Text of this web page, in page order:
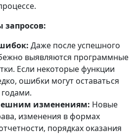
Даже после успешного
выявляются программные
Если некоторые функции
ошибки могут оставаться
изменениям: Новые
изменения в формах
порядках оказания